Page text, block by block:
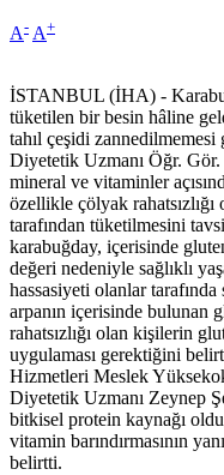
A- A+
İSTANBUL (İHA) -
tüketilen bir besin hâline
tahıl çeşidi
Diyetetik Uzmanı Öğr.
mineral ve vitaminler
özellikle çölyak
tarafından tüketilmesini
karabuğday, içerisinde
değeri nedeniyle sağlıklı
hassasiyeti olanlar
arpanın içerisinde bulunan
rahatsızlığı olan kişilerin
uygulaması gerektiğini
Hizmetleri Meslek
Diyetetik Uzmanı Zeynep
bitkisel protein kaynağı
vitamin barındırmasının
belirtti.